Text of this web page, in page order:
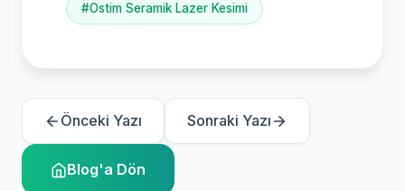
#Ostim Seramik Lazer Kesimi
Önceki Yazı Sonraki Yazı
Blog'a Dön